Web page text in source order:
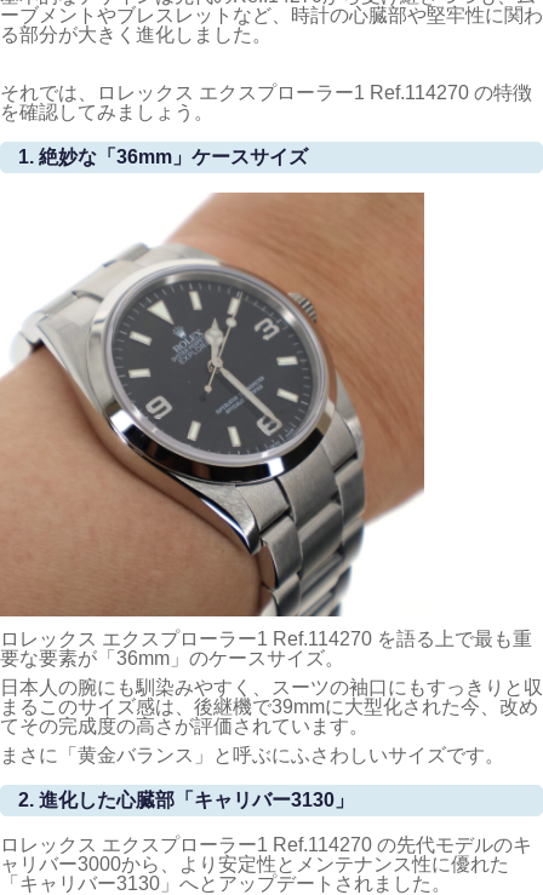
ーブメントやブレスレットなど、時計の心臓部や堅牢性に関わ
る部分が大きく進化しました。
それでは、ロレックス エクスプローラー1 Ref.114270 の特徴
を確認してみましょう。
1. 絶妙な「36mm」ケースサイズ
ロレックス エクスプローラー1 Ref.114270 を語る上で最も重
要な要素が「36mm」のケースサイズ。
日本人の腕にも馴染みやすく、スーツの袖口にもすっきりと収
まるこのサイズ感は、後継機で39mmに大型化された今、改め
てその完成度の高さが評価されています。
まさに「黄金バランス」と呼ぶにふさわしいサイズです。
2. 進化した心臓部「キャリバー3130」
ロレックス エクスプローラー1 Ref.114270 の先代モデルのキ
ャリバー3000から、より安定性とメンテナンス性に優れた
「キャリバー3130」へとアップデートされました。